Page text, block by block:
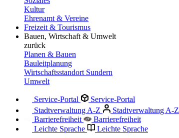
Kultur
Ehrenamt & Vereine
Freizeit & Tourismus
Bauen, Wirtschaft & Umwelt
zurück
Planen & Bauen
Bauleitplanung
Wirtschaftsstandort Sundern
Umwelt
Service-Portal
Service-Portal
Stadtverwaltung A-Z
Stadtverwaltung A-Z
Barrierefreiheit
Barrierefreiheit
Leichte Sprache
Leichte Sprache